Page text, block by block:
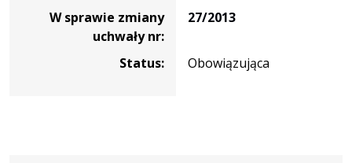
W sprawie zmiany
uchwały nr:
27/2013
Status: Obowiązująca